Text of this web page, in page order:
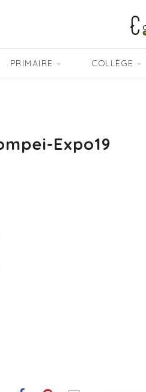
PRIMAIRE COLLÈGE
Expo19